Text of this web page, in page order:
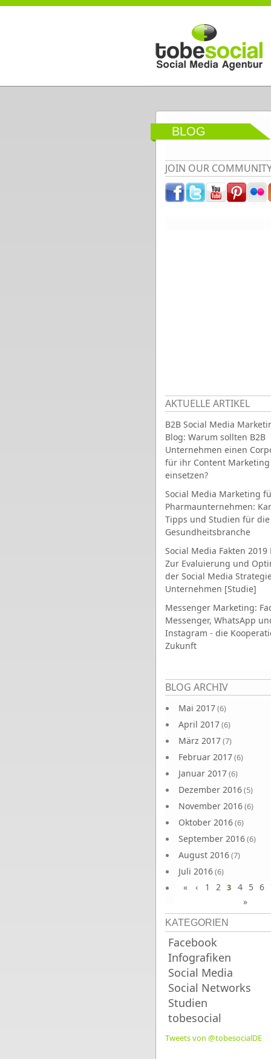
Direkt zum Inhalt
BLOG
JOIN OUR
AKTUELLE ARTIKEL
B2B Social Media
Blog: Warum sollten B2B
Unternehmen einen
für ihr Content Marketing
einsetzen?
Social Media Marketing
Pharmaunternehmen:
Tipps und Studien für die
Gesundheitsbranche
Social Media Fakten 2019
Zur Evaluierung und
der Social Media
Unternehmen [Studie]
Messenger Marketing:
Messenger, WhatsApp
Instagram - die
Zukunft
BLOG ARCHIV
Mai 2017(6)
April 2017(6)
März 2017(7)
Februar 2017(6)
Januar 2017(6)
Dezember 2016(5)
November 2016(6)
Oktober 2016(6)
September 2016(6)
August 2016(7)
Juli 2016(6)
Juni 2016(7)
Seiten
« ‹ 1 2 3 4 5 6
»
KATEGORIEN
Facebook
Infografiken
Social Media
Social Networks
Studien
tobesocial
Tweets von @tobesocialDE